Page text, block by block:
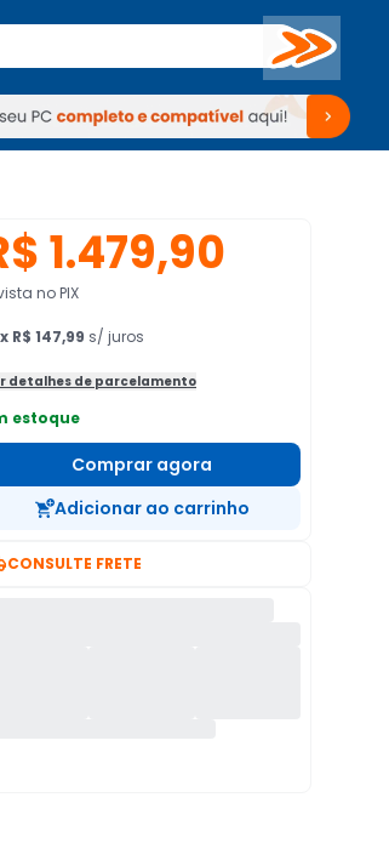
Buscar
Periféricos TV Venda no KaBuM!
Periféricos TV Venda no KaBuM!
1.479,90
no PIX
x R$ 147,99 s/ juros
detalhes de parcelamento
estoque
Comprar agora
Adicionar ao carrinho
CONSULTE FRETE